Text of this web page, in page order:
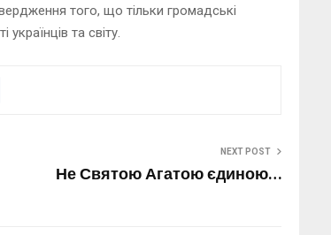
того, що тільки громадські
українців та світу.
NEXT POST
Не Святою Агатою єдиною…